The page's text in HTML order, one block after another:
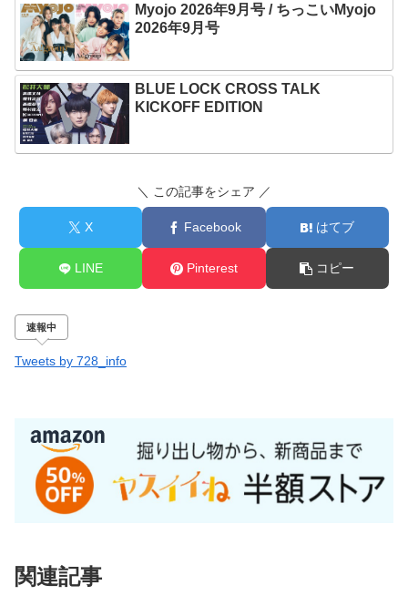
Myojo 2026年9月号 / ちっこいMyojo
2026年9月号
BLUE LOCK CROSS TALK
KICKOFF EDITION
＼ この記事をシェア ／
X Facebook はてブ
LINE Pinterest コピー
速報中
Tweets by 728_info
関連記事